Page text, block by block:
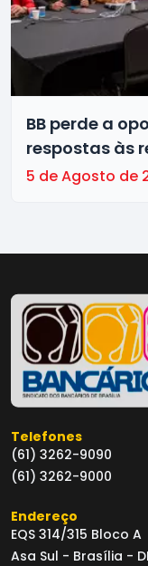
BB perde a
respostas às
trabalhadores
5 de Agosto de
Telefones
(61) 3262-9090
(61) 3262-9000
Endereço
EQS 314/315 Bloco A
Asa Sul - Brasília -